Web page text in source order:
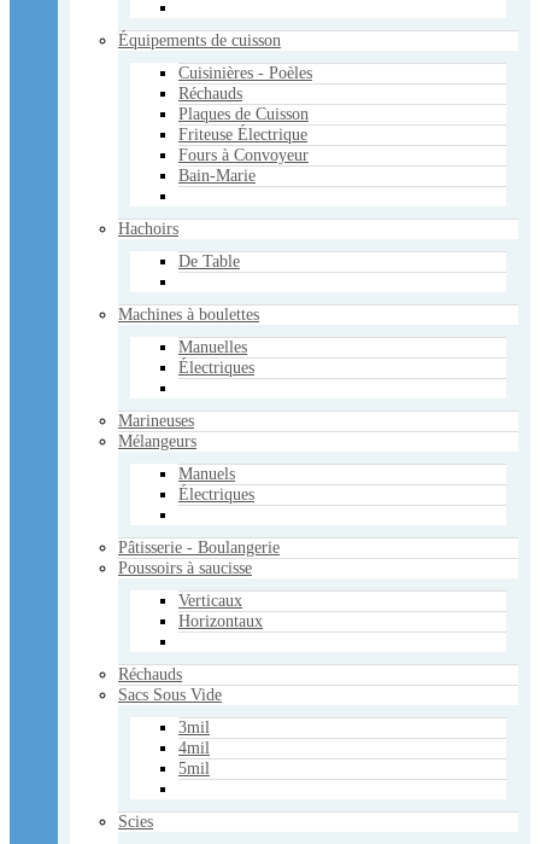
Verticaux
Horizontaux
Sacs Sous Vide
3mil
4mil
5mil
Scies
Manuelles
À Ruban
Trancheurs
Victorinox
Fibrox
Bois de Rose
Accessoires
Services pour les supermarchés
Équipements de cuisson
Cuisinières - Poèles
Réchauds
Plaques de Cuisson
Friteuse Électrique
Fours à Convoyeur
Bain-Marie
Hachoirs
De Table
Machines à boulettes
Manuelles
Électriques
Marineuses
Mélangeurs
Manuels
Électriques
Pâtisserie - Boulangerie
Poussoirs à saucisse
Verticaux
Horizontaux
Réchauds
Sacs Sous Vide
3mil
4mil
5mil
Scies